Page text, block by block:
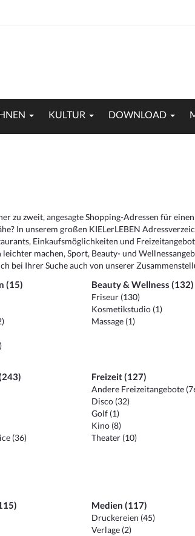
KULTUR DOWNLOAD
zu zweit, angesagte Shopping-Adressen für
In unserem großen KIELerLEBEN
Einkaufsmöglichkeiten und
machen, Sport, Beauty- und
bei Ihrer Suche auch von unserer
(15) Beauty & Wellness (132)
Friseur (130)
Kosmetikstudio (1)
Massage (1)
(36)
Freizeit (127)
Andere Freizeitangebote
Disco (32)
Golf (1)
Kino (8)
Theater (10)
Medien (117)
Druckereien (45)
Verlage (2)